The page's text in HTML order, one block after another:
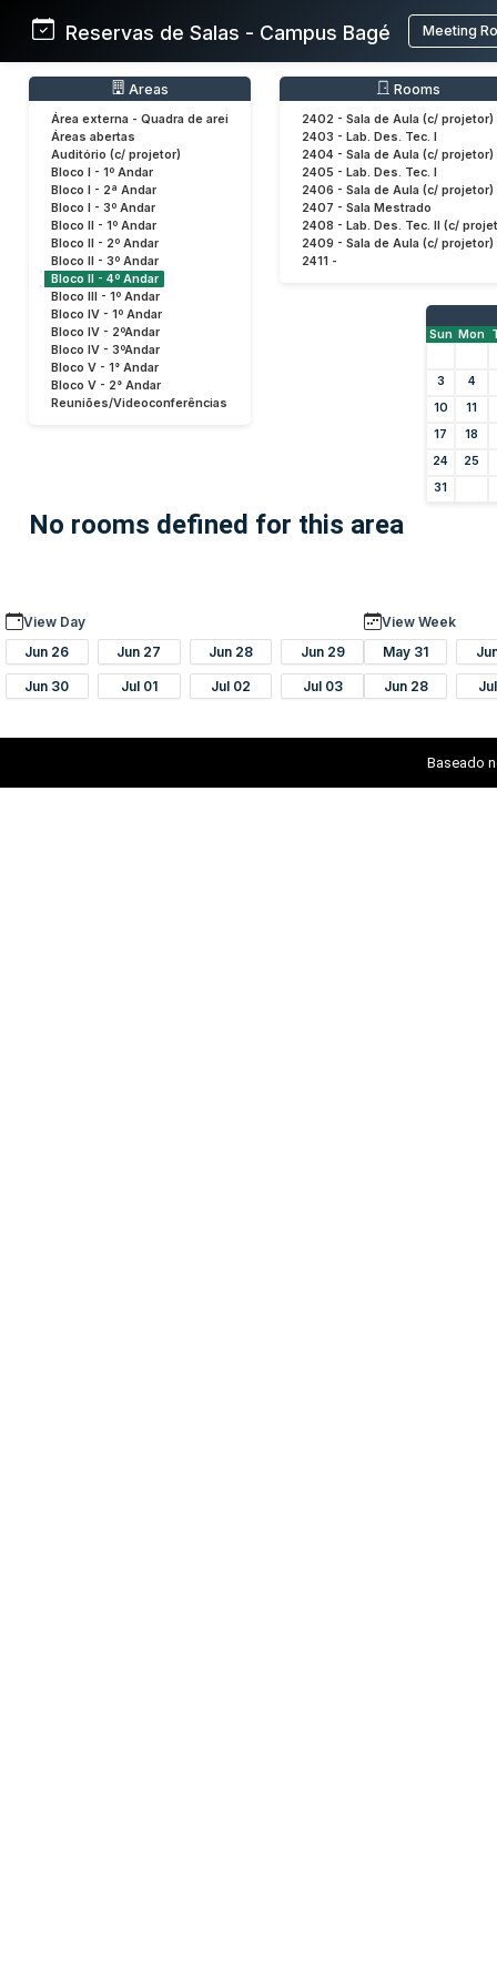
Reservas de Salas - Campus Bagé Meeting
Areas
Área externa - Quadra de arei
Áreas abertas
Auditório (c/ projetor)
Bloco I - 1º Andar
Bloco I - 2ª Andar
Bloco I - 3º Andar
Bloco II - 1º Andar
Bloco II - 2º Andar
Bloco II - 3º Andar
Bloco II - 4º Andar
Bloco III - 1º Andar
Bloco IV - 1º Andar
Bloco IV - 2ºAndar
Bloco IV - 3ºAndar
Bloco V - 1° Andar
Bloco V - 2° Andar
Reuniões/Videoconferências
Rooms
2402 - Sala de Aula (c/ projetor)
2403 - Lab. Des. Tec. I
2404 - Sala de Aula (c/ projetor)
2405 - Lab. Des. Tec. I
2406 - Sala de Aula (c/ projetor)
2407 - Sala Mestrado
2408 - Lab. Des. Tec. II (c/
2409 - Sala de Aula (c/ projetor)
2411 -
Sun Mon
3
4
10
11
17
18
24
25
31
No rooms defined for this area
View Day
Jun 26
Jun 27 Jun 28 Jun 29
Jun 30 Jul 01 Jul 02 Jul 03
View Week
May 31
Jun 28
Baseado